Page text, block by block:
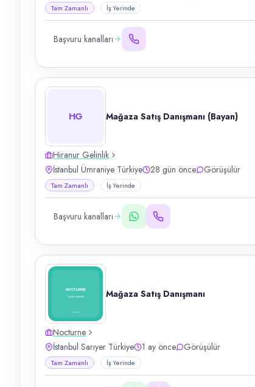
Tam Zamanlı İş Yerinde
Başvuru kanalları
HG Mağaza Satış Danışmanı (Bayan)
Hiranur Gelinlik
İstanbul Ümraniye Türkiye
28 gün önce Görüşülür
Tam Zamanlı İş Yerinde
Başvuru kanalları
Mağaza Satış Danışmanı
Nocturne
İstanbul Sarıyer Türkiye
1 ay önce Görüşülür
Tam Zamanlı İş Yerinde